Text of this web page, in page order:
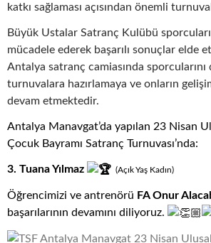
katkı sağlaması açısından önemli
Büyük Ustalar Satranç Kulübü
mücadele ederek başarılı sonuçlar elde
Antalya satranç camiasında
turnuvalara hazırlamaya ve onların
devam etmektedir.
Antalya Manavgat’da yapılan 23 Nisan
Çocuk Bayramı Satranç Turnuvası’nda:
3. Tuana Yılmaz (AçıkYaş Kadın)
Öğrencimizi ve antrenörü FA Onur
başarılarının devamını diliyoruz.